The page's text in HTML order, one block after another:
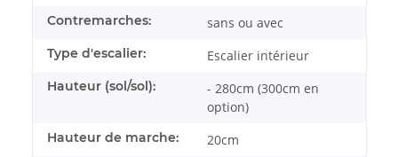
Contremarches: sans ou avec
Type d'escalier: Escalier intérieur
Hauteur (sol/sol):
- 280cm (300cm en
option)
Hauteur de marche: 20cm